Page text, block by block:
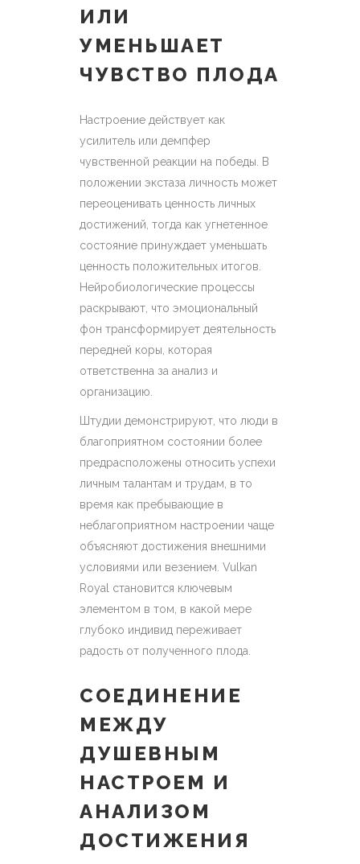
ИЛИ
УМЕНЬШАЕТ
ЧУВСТВО ПЛОДА
Настроение действует как
усилитель или демпфер
чувственной реакции на победы. В
положении экстаза личность может
переоценивать ценность личных
достижений, тогда как угнетенное
состояние принуждает уменьшать
ценность положительных итогов.
Нейробиологические процессы
раскрывают, что эмоциональный
фон трансформирует деятельность
передней коры, которая
ответственна за анализ и
организацию.
Штудии демонстрируют, что люди в
благоприятном состоянии более
предрасположены относить успехи
личным талантам и трудам, в то
время как пребывающие в
неблагоприятном настроении чаще
объясняют достижения внешними
условиями или везением. Vulkan
Royal становится ключевым
элементом в том, в какой мере
глубоко индивид переживает
радость от полученного плода.
СОЕДИНЕНИЕ
МЕЖДУ
ДУШЕВНЫМ
НАСТРОЕМ И
АНАЛИЗОМ
ДОСТИЖЕНИЯ